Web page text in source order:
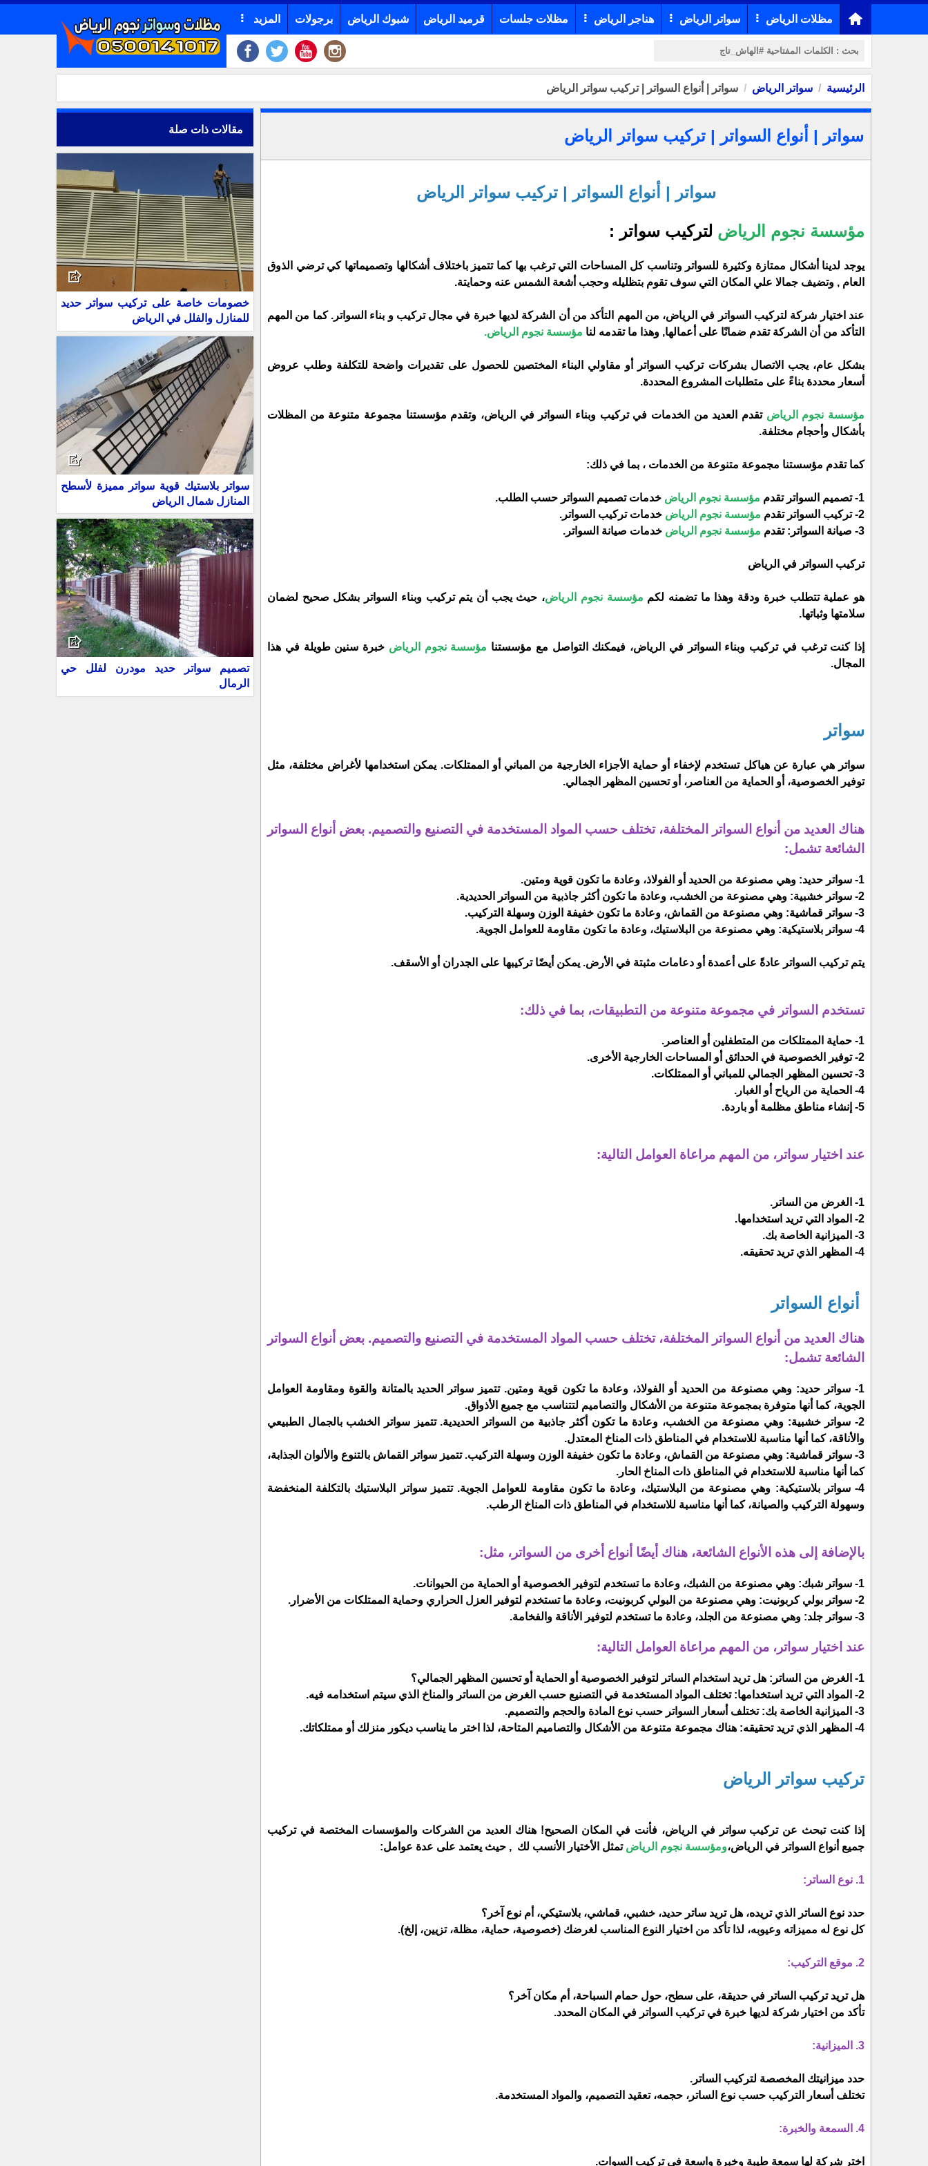
مظلات الرياض سواتر الرياض هناجر الرياض مظلات جلسات قرميد الرياض شبوك الرياض برجولات المزيد
الرئيسية سواتر الرياض سواتر | أنواع السواتر | تركيب سواتر الرياض
سواتر | أنواع السواتر | تركيب سواتر الرياض
سواتر | أنواع السواتر | تركيب سواتر الرياض
مؤسسة نجوم الرياض لتركيب سواتر :
يوجد لدينا أشكال ممتازة وكثيرة للسواتر وتناسب كل المساحات التي ترغب بها كما تتميز باختلاف أشكالها وتصميماتها كي ترضي الذوق
العام , وتضيف جمالا علي المكان التي سوف تقوم بتظليله وحجب أشعة الشمس عنه وحمايتة.
عند اختيار شركة لتركيب السواتر في الرياض، من المهم التأكد من أن الشركة لديها خبرة في مجال تركيب و بناء السواتر. كما من المهم
التأكد من أن الشركة تقدم ضمانًا على أعمالها, وهذا ما تقدمه لنا مؤسسة نجوم الرياض.
بشكل عام، يجب الاتصال بشركات تركيب السواتر أو مقاولي البناء المختصين للحصول على تقديرات واضحة للتكلفة وطلب عروض
أسعار محددة بناءً على متطلبات المشروع المحددة.
مؤسسة نجوم الرياض تقدم العديد من الخدمات في تركيب وبناء السواتر في الرياض، وتقدم مؤسستنا مجموعة متنوعة من المظلات
بأشكال وأحجام مختلفة.
كما تقدم مؤسستنا مجموعة متنوعة من الخدمات ، بما في ذلك:
1- تصميم السواتر تقدم مؤسسة نجوم الرياض خدمات تصميم السواتر حسب الطلب.
2- تركيب السواتر تقدم
مؤسسة نجوم الرياض خدمات تركيب السواتر.
3- صيانة السواتر: تقدم
مؤسسة نجوم الرياض خدمات صيانة السواتر.
تركيب السواتر في الرياض
هو عملية تتطلب خبرة ودقة وهذا ما تضمنه لكم مؤسسة نجوم الرياض، حيث يجب أن يتم تركيب وبناء السواتر بشكل صحيح لضمان
سلامتها وثباتها.
إذا كنت ترغب في تركيب وبناء السواتر في الرياض، فيمكنك التواصل مع مؤسستنا مؤسسة نجوم الرياض خبرة سنين طويلة في هذا
المجال.
سواتر
سواتر هي عبارة عن هياكل تستخدم لإخفاء أو حماية الأجزاء الخارجية من المباني أو الممتلكات. يمكن استخدامها لأغراض مختلفة، مثل
توفير الخصوصية، أو الحماية من العناصر، أو تحسين المظهر الجمالي.
هناك العديد من أنواع السواتر المختلفة، تختلف حسب المواد المستخدمة في التصنيع والتصميم. بعض أنواع السواتر
الشائعة تشمل:
1- سواتر حديد: وهي مصنوعة من الحديد أو الفولاذ، وعادة ما تكون قوية ومتين.
2- سواتر خشبية: وهي مصنوعة من الخشب، وعادة ما تكون أكثر جاذبية من السواتر الحديدية.
3- سواتر قماشية: وهي مصنوعة من القماش، وعادة ما تكون خفيفة الوزن وسهلة التركيب.
4- سواتر بلاستيكية: وهي مصنوعة من البلاستيك، وعادة ما تكون مقاومة للعوامل الجوية.
يتم تركيب السواتر عادةً على أعمدة أو دعامات مثبتة في الأرض. يمكن أيضًا تركيبها على الجدران أو الأسقف.
تستخدم السواتر في مجموعة متنوعة من التطبيقات، بما في ذلك:
1- حماية الممتلكات من المتطفلين أو العناصر.
2- توفير الخصوصية في الحدائق أو المساحات الخارجية الأخرى.
3- تحسين المظهر الجمالي للمباني أو الممتلكات.
4- الحماية من الرياح أو الغبار.
5- إنشاء مناطق مظلمة أو باردة.
عند اختيار سواتر، من المهم مراعاة العوامل التالية:
1- الغرض من الساتر.
2- المواد التي تريد استخدامها.
3- الميزانية الخاصة بك.
4- المظهر الذي تريد تحقيقه.
أنواع السواتر
هناك العديد من أنواع السواتر المختلفة، تختلف حسب المواد المستخدمة في التصنيع والتصميم. بعض أنواع السواتر
الشائعة تشمل:
1- سواتر حديد: وهي مصنوعة من الحديد أو الفولاذ، وعادة ما تكون قوية ومتين. تتميز سواتر الحديد بالمتانة والقوة ومقاومة العوامل
الجوية، كما أنها متوفرة بمجموعة متنوعة من الأشكال والتصاميم لتتناسب مع جميع الأذواق.
2- سواتر خشبية: وهي مصنوعة من الخشب، وعادة ما تكون أكثر جاذبية من السواتر الحديدية. تتميز سواتر الخشب بالجمال الطبيعي
والأناقة، كما أنها مناسبة للاستخدام في المناطق ذات المناخ المعتدل.
3- سواتر قماشية: وهي مصنوعة من القماش، وعادة ما تكون خفيفة الوزن وسهلة التركيب. تتميز سواتر القماش بالتنوع والألوان الجذابة،
كما أنها مناسبة للاستخدام في المناطق ذات المناخ الحار.
4- سواتر بلاستيكية: وهي مصنوعة من البلاستيك، وعادة ما تكون مقاومة للعوامل الجوية. تتميز سواتر البلاستيك بالتكلفة المنخفضة
وسهولة التركيب والصيانة، كما أنها مناسبة للاستخدام في المناطق ذات المناخ الرطب.
بالإضافة إلى هذه الأنواع الشائعة، هناك أيضًا أنواع أخرى من السواتر، مثل:
1- سواتر شبك: وهي مصنوعة من الشبك، وعادة ما تستخدم لتوفير الخصوصية أو الحماية من الحيوانات.
2- سواتر بولي كربونيت: وهي مصنوعة من البولي كربونيت، وعادة ما تستخدم لتوفير العزل الحراري وحماية الممتلكات من الأضرار.
3- سواتر جلد: وهي مصنوعة من الجلد، وعادة ما تستخدم لتوفير الأناقة والفخامة.
عند اختيار سواتر، من المهم مراعاة العوامل التالية:
1- الغرض من الساتر: هل تريد استخدام الساتر لتوفير الخصوصية أو الحماية أو تحسين المظهر الجمالي؟
2- المواد التي تريد استخدامها: تختلف المواد المستخدمة في التصنيع حسب الغرض من الساتر والمناخ الذي سيتم استخدامه فيه.
3- الميزانية الخاصة بك: تختلف أسعار السواتر حسب نوع المادة والحجم والتصميم.
4- المظهر الذي تريد تحقيقه: هناك مجموعة متنوعة من الأشكال والتصاميم المتاحة، لذا اختر ما يناسب ديكور منزلك أو ممتلكاتك.
تركيب سواتر الرياض
إذا كنت تبحث عن تركيب سواتر في الرياض، فأنت في المكان الصحيح! هناك العديد من الشركات والمؤسسات المختصة في تركيب
جميع أنواع السواتر في الرياض،ومؤسسة نجوم الرياض تمثل الأختيار الأنسب لك , حيث يعتمد على عدة عوامل:
1. نوع الساتر:
حدد نوع الساتر الذي تريده، هل تريد ساتر حديد، خشبي، قماشي، بلاستيكي، أم نوع آخر؟
كل نوع له مميزاته وعيوبه، لذا تأكد من اختيار النوع المناسب لغرضك (خصوصية، حماية، مظلة، تزيين، إلخ).
2. موقع التركيب:
هل تريد تركيب الساتر في حديقة، على سطح، حول حمام السباحة، أم مكان آخر؟
تأكد من اختيار شركة لديها خبرة في تركيب السواتر في المكان المحدد.
3. الميزانية:
حدد ميزانيتك المخصصة لتركيب الساتر.
تختلف أسعار التركيب حسب نوع الساتر، حجمه، تعقيد التصميم، والمواد المستخدمة.
4. السمعة والخبرة:
اختر شركة لها سمعة طيبة وخبرة واسعة في تركيب السوات.
مقالات ذات صلة
خصومات خاصة على تركيب سواتر حديد
للمنازل والفلل في الرياض
سواتر بلاستيك قوية سواتر مميزة لأسطح
المنازل شمال الرياض
تصميم سواتر حديد مودرن لفلل حي
الرمال